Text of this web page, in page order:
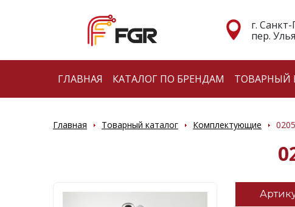
г.
пер.
ГЛАВНАЯ КАТАЛОГ ПО БРЕНДАМ ТОВАРНЫЙ
Главная Товарный каталог Комплектующие